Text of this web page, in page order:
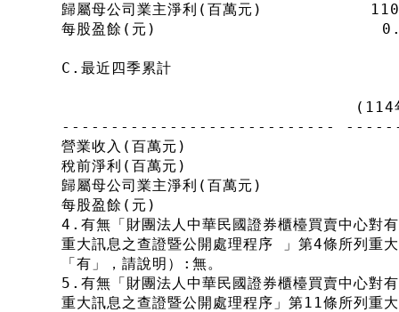
歸屬母公司業主淨利(百萬元)
每股盈餘(元)
C.最近四季累計
(114
----------------------------
營業收入(百萬元)
稅前淨利(百萬元)
歸屬母公司業主淨利(百萬元)
每股盈餘(元)
4.有無「財團法人中華民國證券櫃檯買賣中心對
重大訊息之查證暨公開處理程序 」第4條所列重
「有」，請說明）:無。
5.有無「財團法人中華民國證券櫃檯買賣中心對
重大訊息之查證暨公開處理程序」第11條所列重